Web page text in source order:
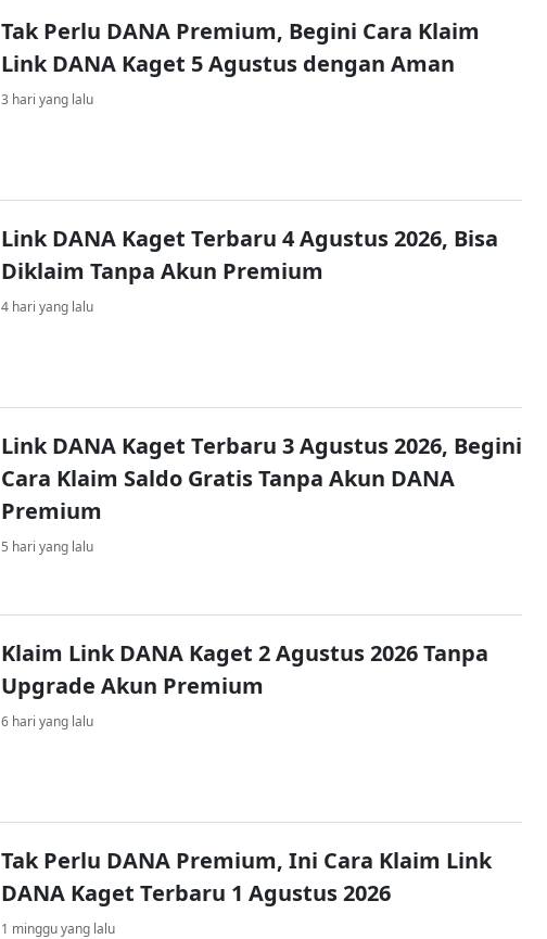
Tak Perlu DANA Premium, Begini Cara Klaim
Link DANA Kaget 5 Agustus dengan Aman
3 hari yang lalu
Link DANA Kaget Terbaru 4 Agustus 2026, Bisa
Diklaim Tanpa Akun Premium
4 hari yang lalu
Link DANA Kaget Terbaru 3 Agustus 2026, Begini
Cara Klaim Saldo Gratis Tanpa Akun DANA
Premium
5 hari yang lalu
Klaim Link DANA Kaget 2 Agustus 2026 Tanpa
Upgrade Akun Premium
6 hari yang lalu
Tak Perlu DANA Premium, Ini Cara Klaim Link
DANA Kaget Terbaru 1 Agustus 2026
1 minggu yang lalu